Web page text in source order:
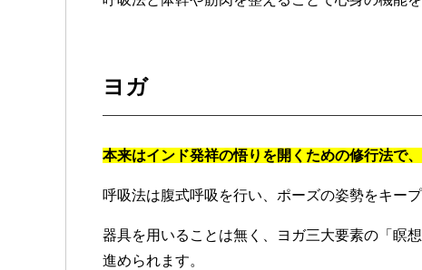
ヨガ
本来はインド発祥の悟りを開くための修行法で
呼吸法は腹式呼吸を行い、ポーズの姿勢をキー
器具を用いることは無く、ヨガ三大要素の「瞑
進められます。